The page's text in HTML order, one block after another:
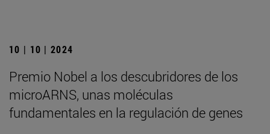
10 | 10 | 2024
Premio Nobel a los descubridores de los
microARNS, unas moléculas
fundamentales en la regulación de genes